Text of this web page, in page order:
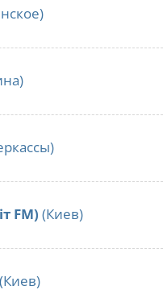
FM) (Киев)
(Киев)